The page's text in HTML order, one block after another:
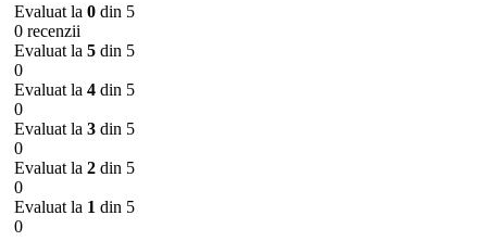
Evaluat la 0 din 5
0 recenzii
Evaluat la 5 din 5
0
Evaluat la 4 din 5
0
Evaluat la 3 din 5
0
Evaluat la 2 din 5
0
Evaluat la 1 din 5
0